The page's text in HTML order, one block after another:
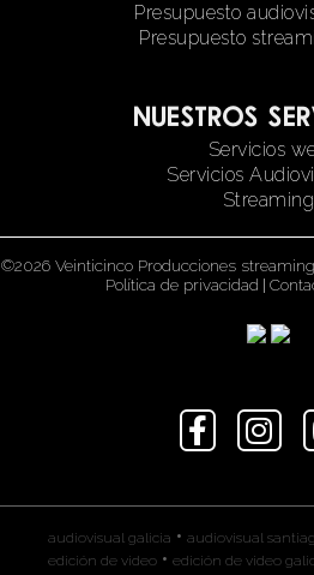
Presupuesto
Presupuesto
Nuestros
Servicios
Servicios
Streaming
©2026 Veinticinco Producciones
Política de privacidad |
audiovisual galicia • audiovisual
edición de video • edición de video